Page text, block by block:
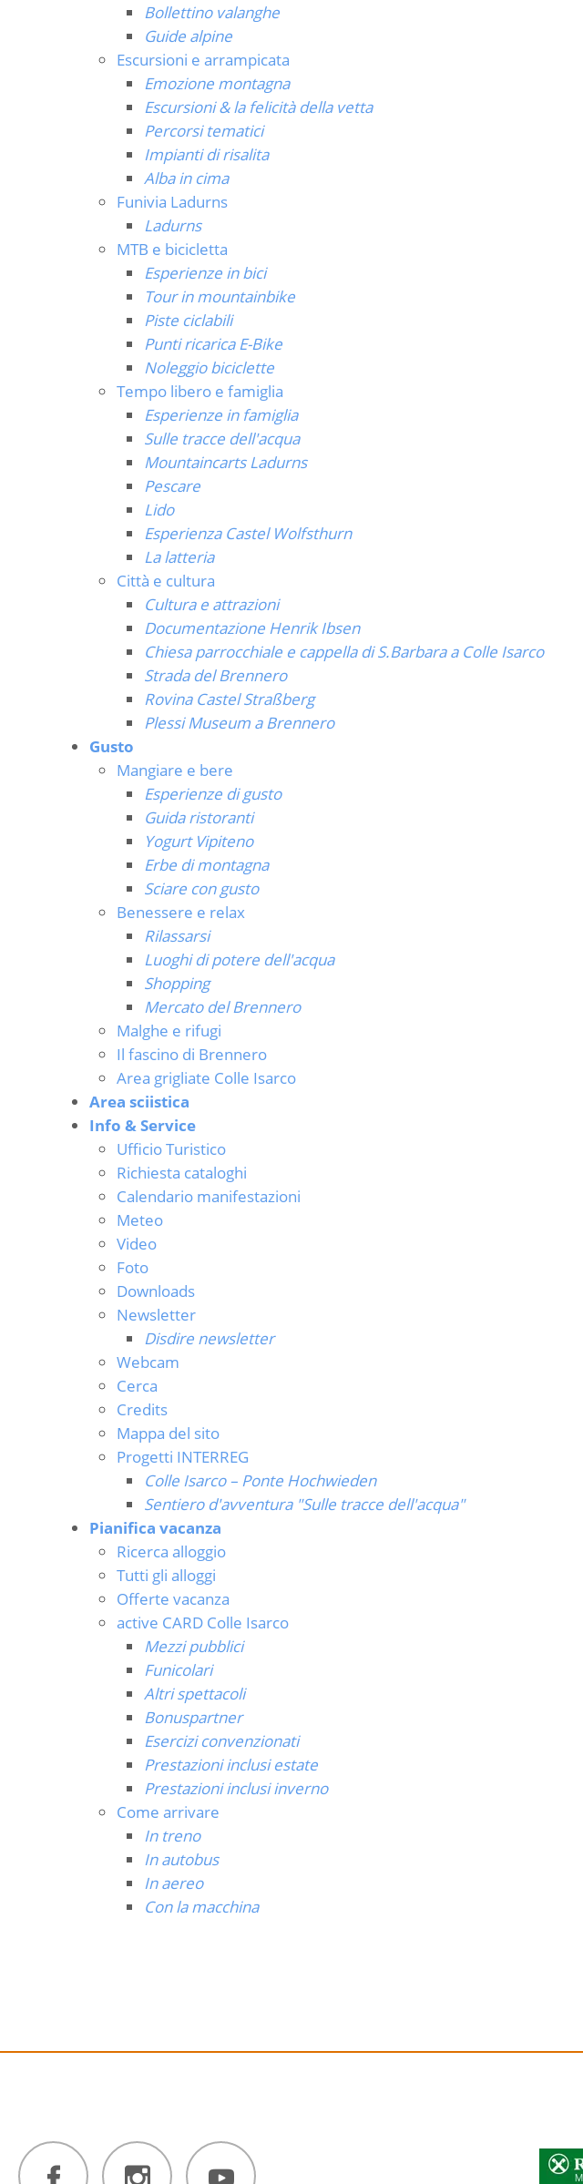
Bollettino valanghe
Guide alpine
Escursioni e arrampicata
Emozione montagna
Escursioni & la felicità della vetta
Percorsi tematici
Impianti di risalita
Alba in cima
Funivia Ladurns
Ladurns
MTB e bicicletta
Esperienze in bici
Tour in mountainbike
Piste ciclabili
Punti ricarica E-Bike
Noleggio biciclette
Tempo libero e famiglia
Esperienze in famiglia
Sulle tracce dell'acqua
Mountaincarts Ladurns
Pescare
Lido
Esperienza Castel Wolfsthurn
La latteria
Città e cultura
Cultura e attrazioni
Documentazione Henrik Ibsen
Chiesa parrocchiale e cappella di S.Barbara a Colle Isarco
Strada del Brennero
Rovina Castel Straßberg
Plessi Museum a Brennero
Gusto
Mangiare e bere
Esperienze di gusto
Guida ristoranti
Yogurt Vipiteno
Erbe di montagna
Sciare con gusto
Benessere e relax
Rilassarsi
Luoghi di potere dell'acqua
Shopping
Mercato del Brennero
Malghe e rifugi
Il fascino di Brennero
Area grigliate Colle Isarco
Area sciistica
Info & Service
Ufficio Turistico
Richiesta cataloghi
Calendario manifestazioni
Meteo
Video
Foto
Downloads
Newsletter
Disdire newsletter
Webcam
Cerca
Credits
Mappa del sito
Progetti INTERREG
Colle Isarco – Ponte Hochwieden
Sentiero d'avventura "Sulle tracce dell'acqua"
Pianifica vacanza
Ricerca alloggio
Tutti gli alloggi
Offerte vacanza
active CARD Colle Isarco
Mezzi pubblici
Funicolari
Altri spettacoli
Bonuspartner
Esercizi convenzionati
Prestazioni inclusi estate
Prestazioni inclusi inverno
Come arrivare
In treno
In autobus
In aereo
Con la macchina